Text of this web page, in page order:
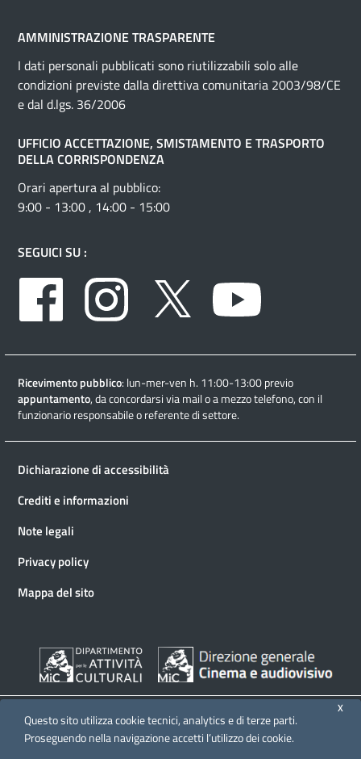
AMMINISTRAZIONE TRASPARENTE
I dati personali pubblicati sono riutilizzabili solo alle
condizioni previste dalla direttiva comunitaria 2003/98/CE
e dal d.lgs. 36/2006
UFFICIO ACCETTAZIONE, SMISTAMENTO E TRASPORTO
DELLA CORRISPONDENZA
Orari apertura al pubblico:
9:00 - 13:00 , 14:00 - 15:00
SEGUICI SU :
Facebook
Instagram Twitter
Ricevimento pubblico: lun-mer-ven h. 11:00-13:00 previo
appuntamento, da concordarsi via mail o a mezzo telefono, con il
funzionario responsabile o referente di settore.
Dichiarazione di accessibilità
Crediti e informazioni
Note legali
Privacy policy
Mappa del sito
X
Questo sito utilizza cookie tecnici, analytics e di terze parti.
Proseguendo nella navigazione accetti l’utilizzo dei cookie.